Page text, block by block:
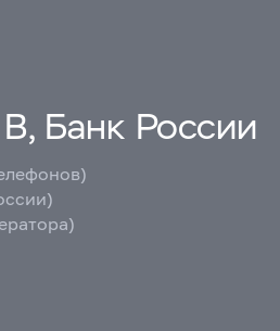
Банк России